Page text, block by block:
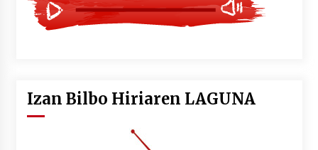
Izan Bilbo Hiriaren LAGUNA